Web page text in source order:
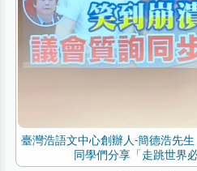
臺灣浩語文中心創辦人-簡德浩先
同學們分享「走跳世界